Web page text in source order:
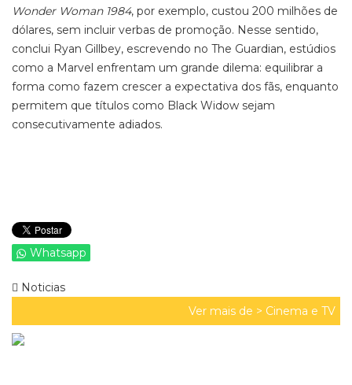
Wonder Woman 1984, por exemplo, custou 200 milhões de
dólares, sem incluir verbas de promoção. Nesse sentido,
conclui Ryan Gillbey, escrevendo no The Guardian, estúdios
como a Marvel enfrentam um grande dilema: equilibrar a
forma como fazem crescer a expectativa dos fãs, enquanto
permitem que títulos como Black Widow sejam
consecutivamente adiados.
Whatsapp
Noticias
Ver mais de > Cinema e TV